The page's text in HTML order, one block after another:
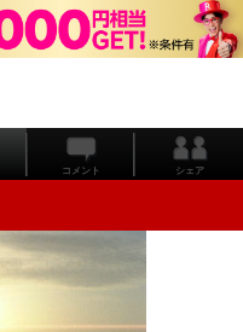
コメント シェア